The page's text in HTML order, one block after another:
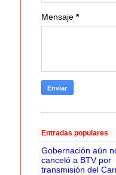
Mensaje *
Entradas populares
Gobernación aún
canceló a BTV por
transmisión del